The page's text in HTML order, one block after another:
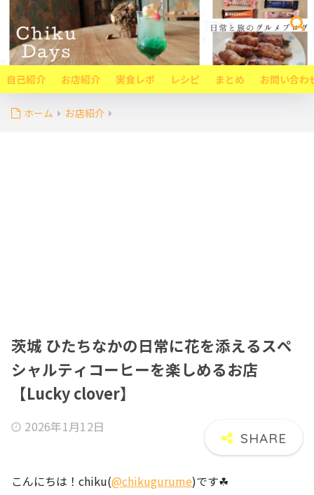
自己紹介 お店紹介 実食レポ レシピ まとめ お問い合わ
ホーム お店紹介
茨城 ひたちなかの日常に花を添えるスペ
シャルティコーヒーを楽しめるお店
【Lucky clover】
2026年1月12日
こんにちは！chiku(@chikugurume)です☘